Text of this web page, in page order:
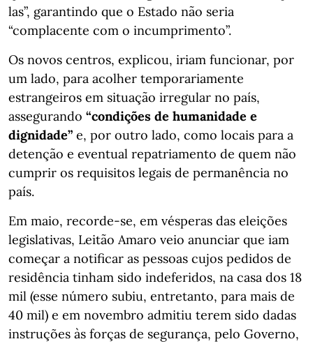
las”, garantindo que o Estado não seria
“complacente com o incumprimento”.
Os novos centros, explicou, iriam funcionar, por
um lado, para acolher temporariamente
estrangeiros em situação irregular no país,
assegurando “condições de humanidade e
dignidade” e, por outro lado, como locais para a
detenção e eventual repatriamento de quem não
cumprir os requisitos legais de permanência no
país.
Em maio, recorde-se, em vésperas das eleições
legislativas, Leitão Amaro veio anunciar que iam
começar a notificar as pessoas cujos pedidos de
residência tinham sido indeferidos, na casa dos 18
mil (esse número subiu, entretanto, para mais de
40 mil) e em novembro admitiu terem sido dadas
instruções às forças de segurança, pelo Governo,